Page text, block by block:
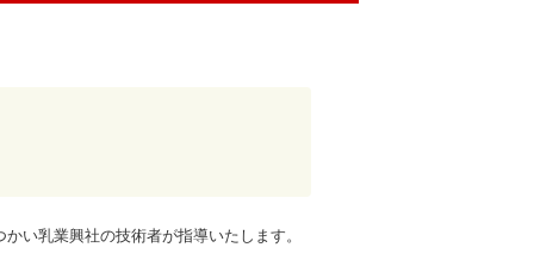
い乳業興社の技術者が指導いたします。